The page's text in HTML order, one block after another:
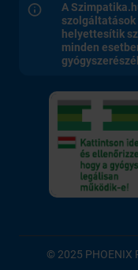
A
helyettesítik
minden
© 2025 PHOENIX